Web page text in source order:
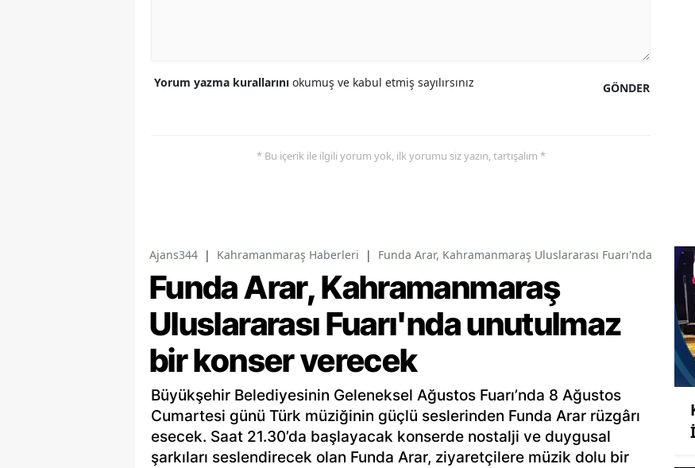
GÖNDER
Yorum yazma kurallarını okumuş ve kabul etmiş sayılırsınız
* Bu içerik ile ilgili yorum yok, ilk yorumu siz yazın, tartışalım *
Ajans344 | Kahramanmaraş Haberleri | Funda Arar, Kahramanmaraş Uluslararası Fuarı'nda
Funda Arar, Kahramanmaraş
Uluslararası Fuarı'nda unutulmaz
bir konser verecek
Büyükşehir Belediyesinin Geleneksel Ağustos Fuarı’nda 8 Ağustos
Cumartesi günü Türk müziğinin güçlü seslerinden Funda Arar rüzgârı
esecek. Saat 21.30’da başlayacak konserde nostalji ve duygusal
şarkıları seslendirecek olan Funda Arar, ziyaretçilere müzik dolu bir